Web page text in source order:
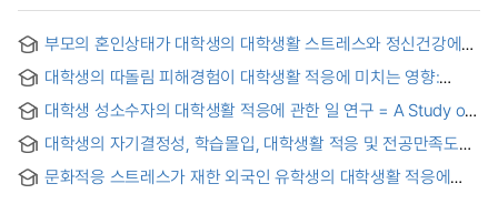
부모의 혼인상태가 대학생의 대학생활 스트레스와 정신건강에
The Effect of Parents' Marital Status on College Students'
College Life Stress and Mental Health :The Mediating
Effects of Emotional Clarity and Self-Concept Clarity
대학생의 따돌림 피해경험이 대학생활 적응에 미치는 영향:
Bullying Victimization of University Students on Adaptation
to College Life: Sequential Mediating Effects of
Traumatized Self-system and Depression.
대학생 성소수자의 대학생활 적응에 관한 일 연구 = A Study on
Students
대학생의 자기결정성, 학습몰입, 대학생활 적응 및 전공만족도의
Structural Analysis of the Relationships among Self-
문화적응 스트레스가 재한 외국인 유학생의 대학생활 적응에